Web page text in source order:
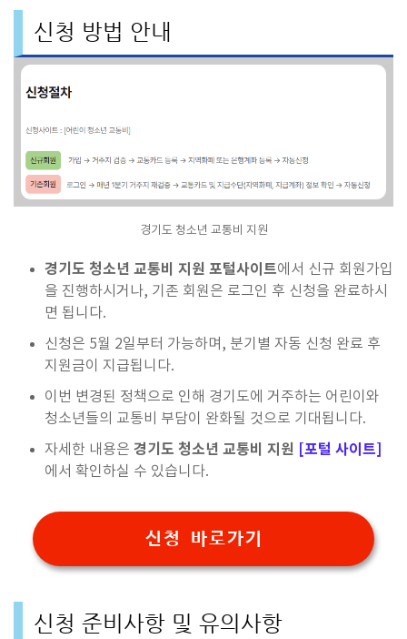
신청 방법 안내
경기도 청소년 교통비 지원
경기도 청소년 교통비 지원 포털사이트에서 신규 회원가입
을 진행하시거나, 기존 회원은 로그인 후 신청을 완료하시
면 됩니다.
신청은 5월 2일부터 가능하며, 분기별 자동 신청 완료 후
지원금이 지급됩니다.
이번 변경된 정책으로 인해 경기도에 거주하는 어린이와
청소년들의 교통비 부담이 완화될 것으로 기대됩니다.
자세한 내용은 경기도 청소년 교통비 지원 [포털 사이트]
에서 확인하실 수 있습니다.
신청 바로가기
신청 준비사항 및 유의사항